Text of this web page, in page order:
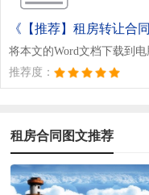
《【推荐】租房转让合同
将本文的Word文档下载到
推荐度：
租房合同图文推荐